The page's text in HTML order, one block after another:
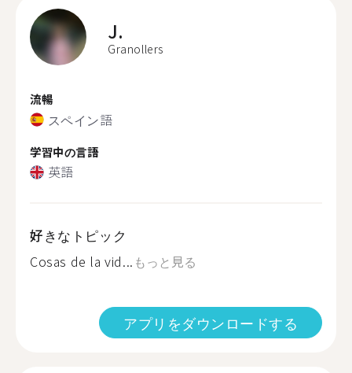
J.
Granollers
流暢
スペイン語
学習中の言語
英語
好きなトピック
Cosas de la vid... もっと見る
アプリをダウンロードする